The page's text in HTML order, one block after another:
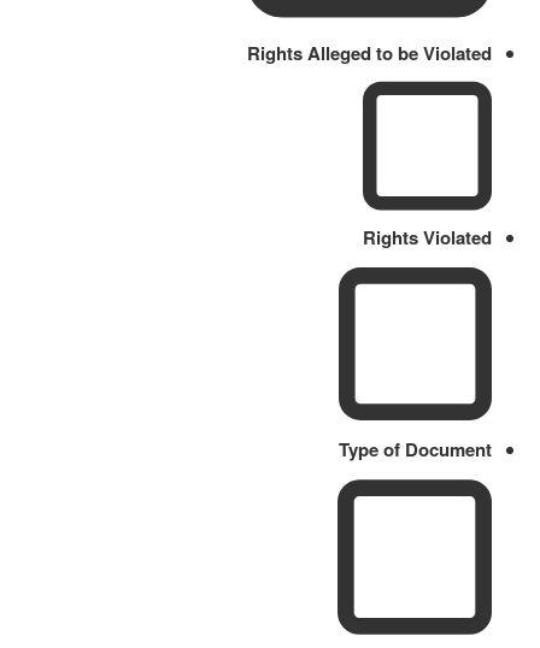
Rights Alleged to be Violated
Rights Violated
Type of Document